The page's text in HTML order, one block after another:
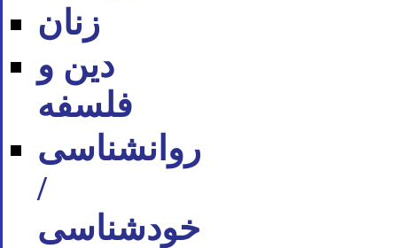
زنان
دین و
فلسفه
روان‪شناسی
/
خودشناسی